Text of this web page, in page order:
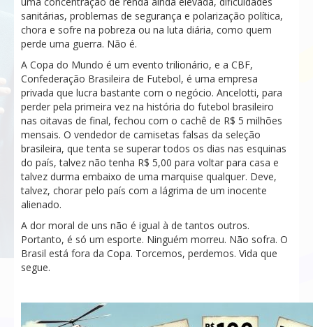
sanitárias, problemas de segurança e polarização política,
chora e sofre na pobreza ou na luta diária, como quem
perde uma guerra. Não é.
A Copa do Mundo é um evento trilionário, e a CBF,
Confederação Brasileira de Futebol, é uma empresa
privada que lucra bastante com o negócio. Ancelotti, para
perder pela primeira vez na história do futebol brasileiro
nas oitavas de final, fechou com o cachê de R$ 5 milhões
mensais. O vendedor de camisetas falsas da seleção
brasileira, que tenta se superar todos os dias nas esquinas
do país, talvez não tenha R$ 5,00 para voltar para casa e
talvez durma embaixo de uma marquise qualquer. Deve,
talvez, chorar pelo país com a lágrima de um inocente
alienado.
A dor moral de uns não é igual à de tantos outros.
Portanto, é só um esporte. Ninguém morreu. Não sofra. O
Brasil está fora da Copa. Torcemos, perdemos. Vida que
segue.